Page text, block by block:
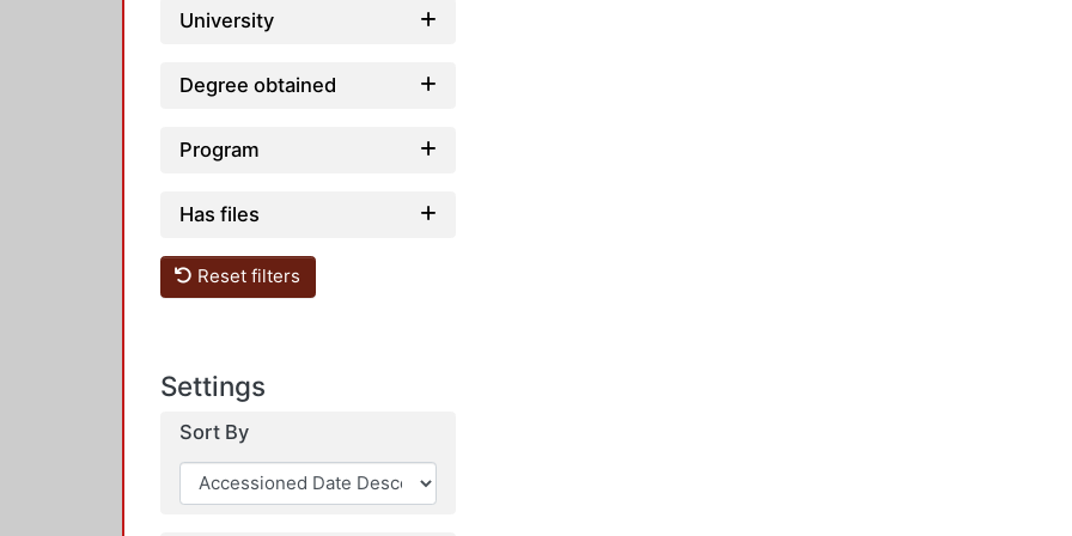
University
Degree obtained
Program
Has files
Reset filters
Settings
Sort By